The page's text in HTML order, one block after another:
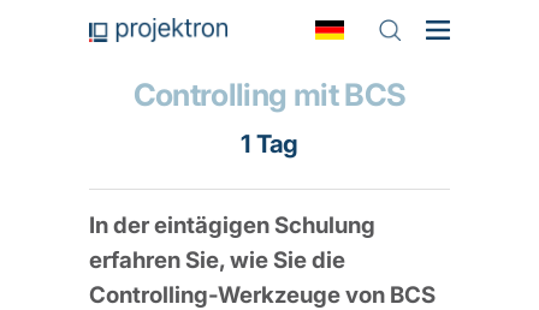
Controlling mit BCS
1 Tag
In der eintägigen Schulung
erfahren Sie, wie Sie die
Controlling-Werkzeuge von BCS